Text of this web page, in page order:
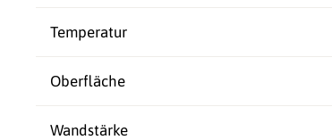
Temperatur
Oberfläche
Wandstärke